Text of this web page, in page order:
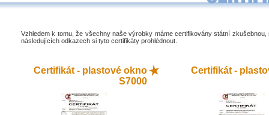
Vzhledem k tomu, že všechny naše výrobky máme certifikovány státní zkušebnou,
následujících odkazech si tyto certifikáty prohlédnout.
Certifikát - plastové okno
S7000
Certifikát -